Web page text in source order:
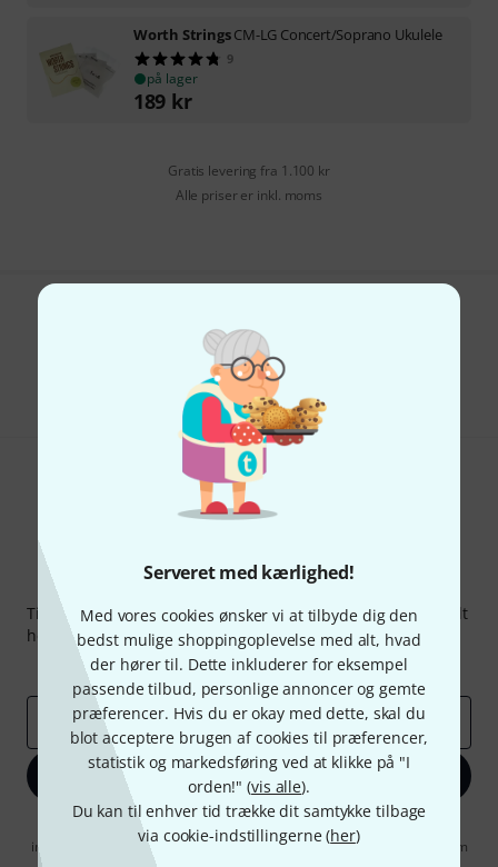
Serveret med kærlighed!
Med vores cookies ønsker vi at tilbyde dig den
bedst mulige shoppingoplevelse med alt, hvad
der hører til. Dette inkluderer for eksempel
passende tilbud, personlige annoncer og gemte
præferencer. Hvis du er okay med dette, skal du
blot acceptere brugen af cookies til præferencer,
statistik og markedsføring ved at klikke på "I
orden!" (vis alle).
Du kan til enhver tid trække dit samtykke tilbage
via cookie-indstillingerne (her)
Worth StringsCM-LG Concert/Soprano Ukulele
9
på lager
189 kr
Gratis levering fra 1.100 kr
Alle priser er inkl. moms
Kan du lide det du ser?
Hjælp og feedback
Thomann Newsletter
Tilmeld dig Thomann Nyhedsbrevet på engelsk og med lidt
held kan du vinde en af50 gavekorthver værdi50 €!
Inspirerende bidrag
Tilbud Thomann-indsigter
Email adresse*
Tilmeld dig nu
Når jeg klikker på "Tilmeld dig nu", erklærer jeg mig samtidig
indforstået med at modtage e-mail-reklame. Dette tilsagn kan når som